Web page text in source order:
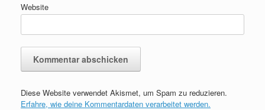
Website
Diese Website verwendet Akismet, um Spam zu reduzieren.
Erfahre, wie deine Kommentardaten verarbeitet werden.